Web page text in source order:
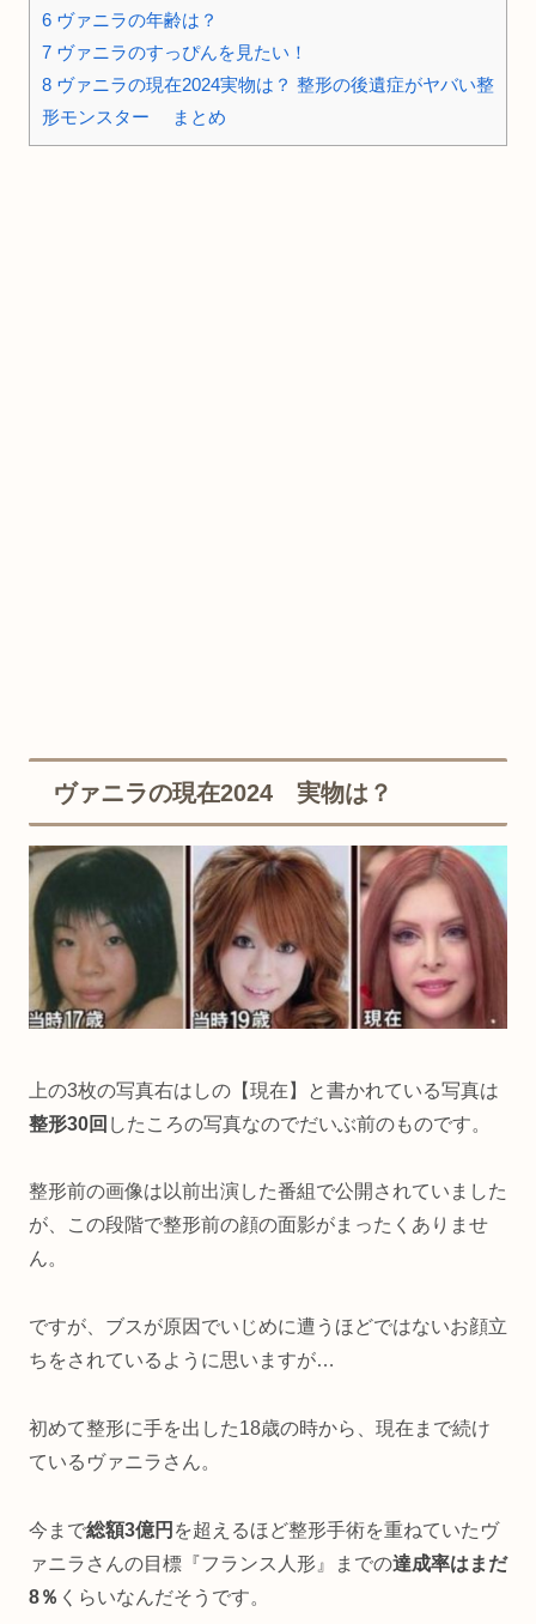
6 ヴァニラの年齢は？
7 ヴァニラのすっぴんを見たい！
8 ヴァニラの現在2024実物は？ 整形の後遺症がヤバい整
形モンスター まとめ
ヴァニラの現在2024 実物は？
上の3枚の写真右はしの【現在】と書かれている写真は
整形30回 したころの写真なのでだいぶ前のものです。
整形前の画像は以前出演した番組で公開されていました
が、この段階で整形前の顔の面影がまったくありませ
ん。
ですが、ブスが原因でいじめに遭うほどではないお顔立
ちをされているように思いますが…
初めて整形に手を出した18歳の時から、現在まで続け
ているヴァニラさん。
今まで総額3億円 を超えるほど整形手術を重ねていたヴ
ァニラさんの目標『フランス人形』までの達成率はまだ
8％ くらいなんだそうです。